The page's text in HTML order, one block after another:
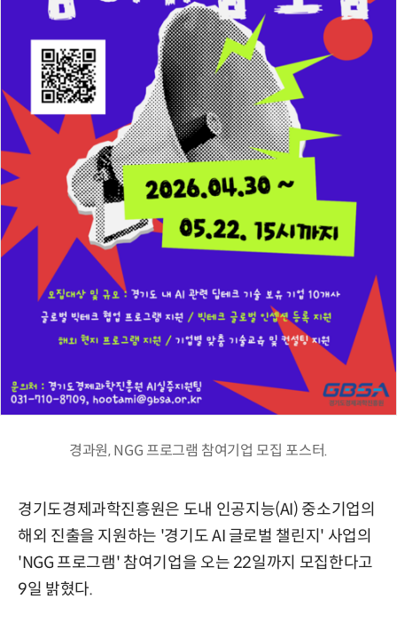
경과원, NGG 프로그램 참여기업 모집 포스터.
경기도경제과학진흥원은 도내 인공지능(AI) 중소기업의
해외 진출을 지원하는 '경기도 AI 글로벌 챌린지' 사업의
'NGG 프로그램' 참여기업을 오는 22일까지 모집한다고
9일 밝혔다.